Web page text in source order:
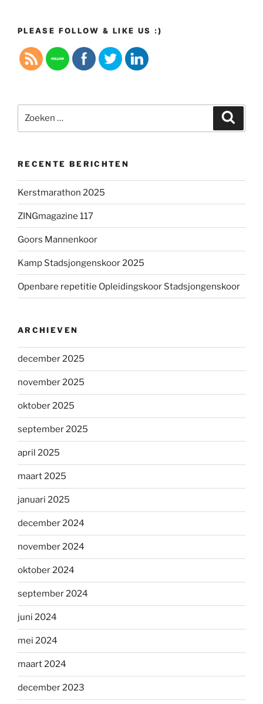
PLEASE FOLLOW & LIKE US :)
naar:
RECENTE BERICHTEN
Kerstmarathon 2025
ZINGmagazine 117
Goors Mannenkoor
Kamp Stadsjongenskoor 2025
Openbare repetitie Opleidingskoor Stadsjongenskoor
ARCHIEVEN
december 2025
november 2025
oktober 2025
september 2025
april 2025
maart 2025
januari 2025
december 2024
november 2024
oktober 2024
september 2024
juni 2024
mei 2024
maart 2024
december 2023